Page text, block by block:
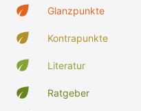
Glanzpunkte
Kontrapunkte
Literatur
Ratgeber